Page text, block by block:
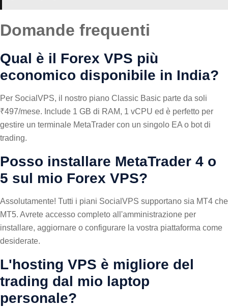
Domande frequenti
Qual è il Forex VPS più
economico disponibile in India?
Per SocialVPS, il nostro piano Classic Basic parte da soli
₹497/mese. Include 1 GB di RAM, 1 vCPU ed è perfetto per
gestire un terminale MetaTrader con un singolo EA o bot di
trading.
Posso installare MetaTrader 4 o
5 sul mio Forex VPS?
Assolutamente! Tutti i piani SocialVPS supportano sia MT4 che
MT5. Avrete accesso completo all'amministrazione per
installare, aggiornare o configurare la vostra piattaforma come
desiderate.
L'hosting VPS è migliore del
trading dal mio laptop
personale?